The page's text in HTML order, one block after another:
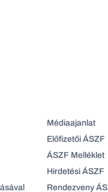
Médiaajanlat
Előfizetői ÁSZF
ÁSZF Melléklet
Hirdetési ÁSZF
Rendezveny